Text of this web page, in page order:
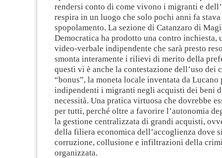
rendersi conto di come vivono i migranti e
respira in un luogo che solo pochi anni fa
spopolamento. La sezione di Catanzaro di
Democratica ha prodotto una contro inchiesta,
video-verbale indipendente che sarà presto
smonta interamente i rilievi di merito della
questi vi è anche la contestazione dell’uso dei
“bonus”, la moneta locale inventata da Lucano
indipendenti i migranti negli acquisti dei beni
necessità. Una pratica virtuosa che dovrebbe
per tutti, perché oltre a favorire l’autonomia
la gestione centralizzata di grandi acquisti,
della filiera economica dell’accoglienza dove
corruzione, collusione e infiltrazioni della
organizzata.